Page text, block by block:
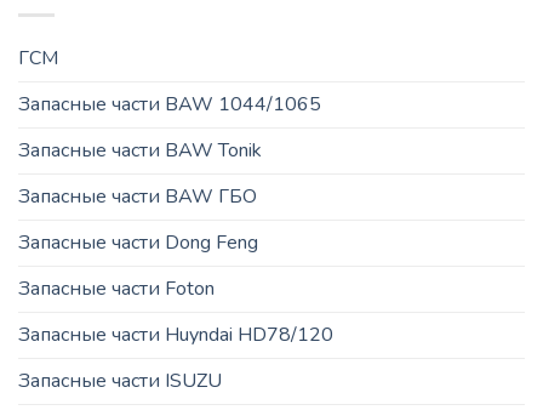
ГСМ
Запасные части BAW 1044/1065
Запасные части BAW Tonik
Запасные части BAW ГБО
Запасные части Dong Feng
Запасные части Foton
Запасные части Huyndai HD78/120
Запасные части ISUZU